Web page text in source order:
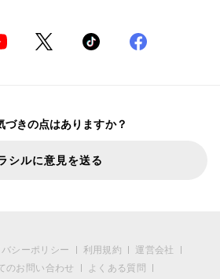
づきの点はありますか？
シルに意見を送る
シーポリシー 利用規約
運営会社
のお問い合わせ
よくある質問